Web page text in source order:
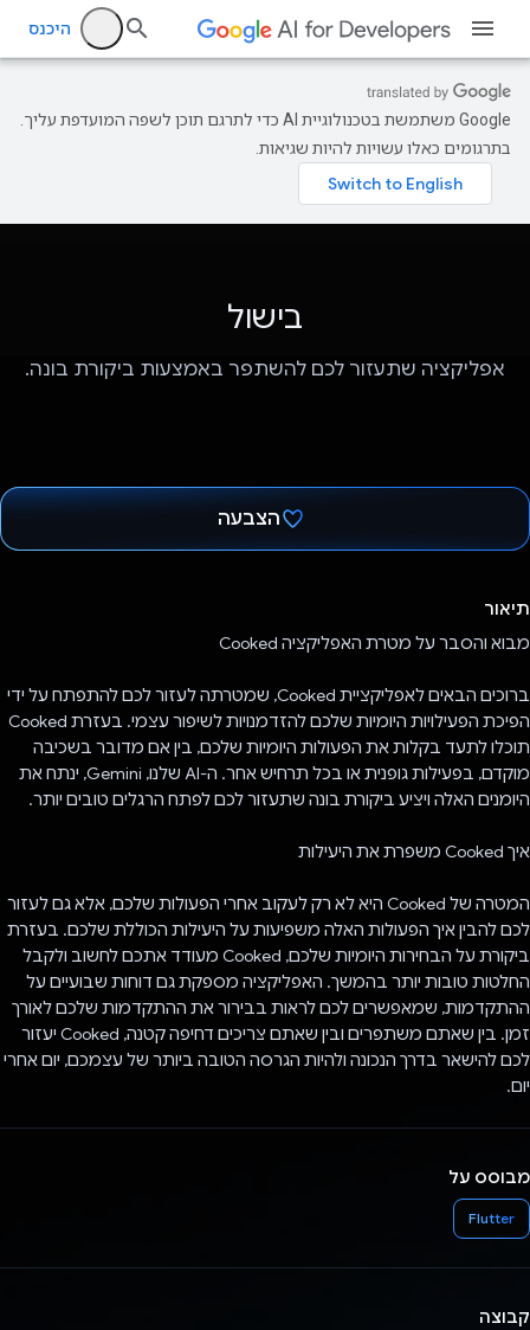
היכנס
‫Google משתמשת בטכנולוגיית AI כדי לתרגם תוכן לשפה המועדפת עליך.
בתרגומים כאלו עשויות להיות שגיאות.
בישול
אפליקציה שתעזור לכם להשתפר באמצעות ביקורת בונה.
הצבעה
תיאור
מבוא והסבר על מטרת האפליקציה Cooked
ברוכים הבאים לאפליקציית Cooked, שמטרתה לעזור לכם להתפתח על ידי
הפיכת הפעילויות היומיות שלכם להזדמנויות לשיפור עצמי. בעזרת Cooked
תוכלו לתעד בקלות את הפעולות היומיות שלכם, בין אם מדובר בשכיבה
מוקדם, בפעילות גופנית או בכל תרחיש אחר. ה-AI שלנו, Gemini, ינתח את
היומנים האלה ויציע ביקורת בונה שתעזור לכם לפתח הרגלים טובים יותר.
איך Cooked משפרת את היעילות
המטרה של Cooked היא לא רק לעקוב אחרי הפעולות שלכם, אלא גם לעזור
לכם להבין איך הפעולות האלה משפיעות על היעילות הכוללת שלכם. בעזרת
ביקורת על הבחירות היומיות שלכם, Cooked מעודד אתכם לחשוב ולקבל
החלטות טובות יותר בהמשך. האפליקציה מספקת גם דוחות שבועיים על
ההתקדמות, שמאפשרים לכם לראות בבירור את ההתקדמות שלכם לאורך
זמן. בין שאתם משתפרים ובין שאתם צריכים דחיפה קטנה, Cooked יעזור
לכם להישאר בדרך הנכונה ולהיות הגרסה הטובה ביותר של עצמכם, יום אחרי
יום.
מבוסס על
Flutter
קבוצה